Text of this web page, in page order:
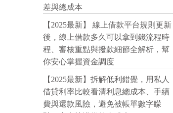
差與總成本
【2025最新】 線上借款平台規則更新
後，線上借款多久可以拿到錢流程時
程、審核重點與撥款細節全解析，幫
你安心掌握資金調度
【2025最新】拆解低利錯覺，用私人
借貸利率比較看清利息總成本、手續
費與還款風險，避免被帳單數字矇